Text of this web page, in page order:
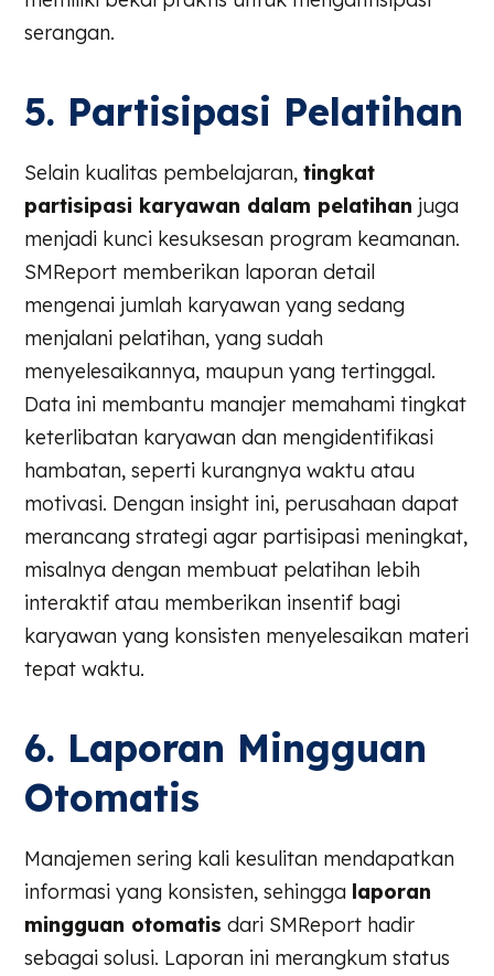
serangan.
5. Partisipasi Pelatihan
Selain kualitas pembelajaran,tingkat
partisipasi karyawan dalam pelatihan juga
menjadi kunci kesuksesan program keamanan.
SMReport memberikan laporan detail
mengenai jumlah karyawan yang sedang
menjalani pelatihan, yang sudah
menyelesaikannya, maupun yang tertinggal.
Data ini membantu manajer memahami tingkat
keterlibatan karyawan dan mengidentifikasi
hambatan, seperti kurangnya waktu atau
motivasi. Dengan insight ini, perusahaan dapat
merancang strategi agar partisipasi meningkat,
misalnya dengan membuat pelatihan lebih
interaktif atau memberikan insentif bagi
karyawan yang konsisten menyelesaikan materi
tepat waktu.
6. Laporan Mingguan
Otomatis
Manajemen sering kali kesulitan mendapatkan
informasi yang konsisten, sehingga laporan
mingguan otomatis dari SMReport hadir
sebagai solusi. Laporan ini merangkum status